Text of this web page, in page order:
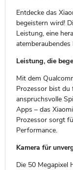
Entdecke das
begeistern wird!
Leistung, eine
Leistung, die
Mit dem
Prozessor bist du
anspruchsvolle
Apps – das
Prozessor sorgt
Performance.
Kamera für
Die 50 Megapixel